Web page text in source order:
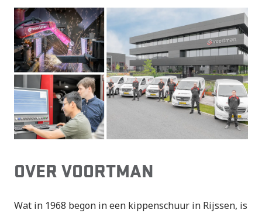
OVER VOORTMAN
Wat in 1968 begon in een kippenschuur in Rijssen, is